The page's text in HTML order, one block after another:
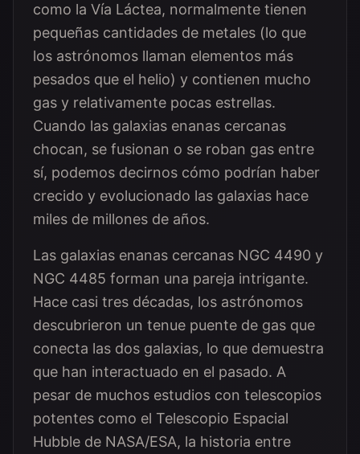
como la Vía Láctea, normalmente tienen
pequeñas cantidades de metales (lo que
los astrónomos llaman elementos más
pesados que el helio) y contienen mucho
gas y relativamente pocas estrellas.
Cuando las galaxias enanas cercanas
chocan, se fusionan o se roban gas entre
sí, podemos decirnos cómo podrían haber
crecido y evolucionado las galaxias hace
miles de millones de años.
Las galaxias enanas cercanas NGC 4490 y
NGC 4485 forman una pareja intrigante.
Hace casi tres décadas, los astrónomos
descubrieron un tenue puente de gas que
conecta las dos galaxias, lo que demuestra
que han interactuado en el pasado. A
pesar de muchos estudios con telescopios
potentes como el Telescopio Espacial
Hubble de NASA/ESA, la historia entre